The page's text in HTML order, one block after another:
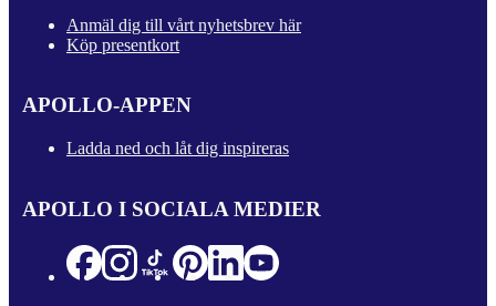
Anmäl dig till vårt nyhetsbrev här
Köp presentkort
APOLLO-APPEN
Ladda ned och låt dig inspireras
APOLLO I SOCIALA MEDIER